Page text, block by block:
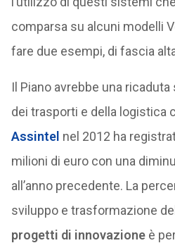
comparsa su alcuni modelli
fare due esempi, di fascia
Il Piano avrebbe una
dei trasporti e della logistica
Assintel nel 2012 ha
milioni di euro con una
all’anno precedente. La
sviluppo e trasformazione
progetti di innovazioneè